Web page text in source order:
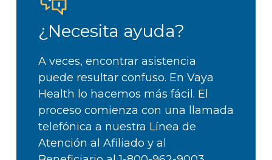
¿Necesita ayuda?
A veces, encontrar asistencia
puede resultar confuso. En Vaya
Health lo hacemos más fácil. El
proceso comienza con una llamada
telefónica a nuestra Línea de
Atención al Afiliado y al